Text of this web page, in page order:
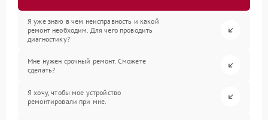
Я уже знаю в чем неисправность и какой
ремонт необходим. Для чего проводить
диагностику?
Мне нужен срочный ремонт. Сможете
сделать?
Я хочу, чтобы мое устройство
ремонтировали при мне.